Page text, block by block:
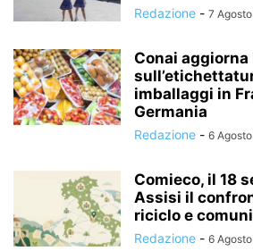
Redazione - 7
Conai aggiorna
imballaggi in
Germania
Redazione - 6
Comieco, il 18
Assisi il
riciclo e
Redazione - 6